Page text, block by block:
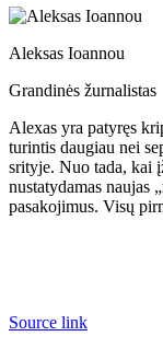
Aleksas Ioannou
Grandinės žurnalistas
Alexas yra patyręs
turintis daugiau nei
srityje. Nuo tada, kai
nustatydamas naujas
pasakojimus. Visų
Source link